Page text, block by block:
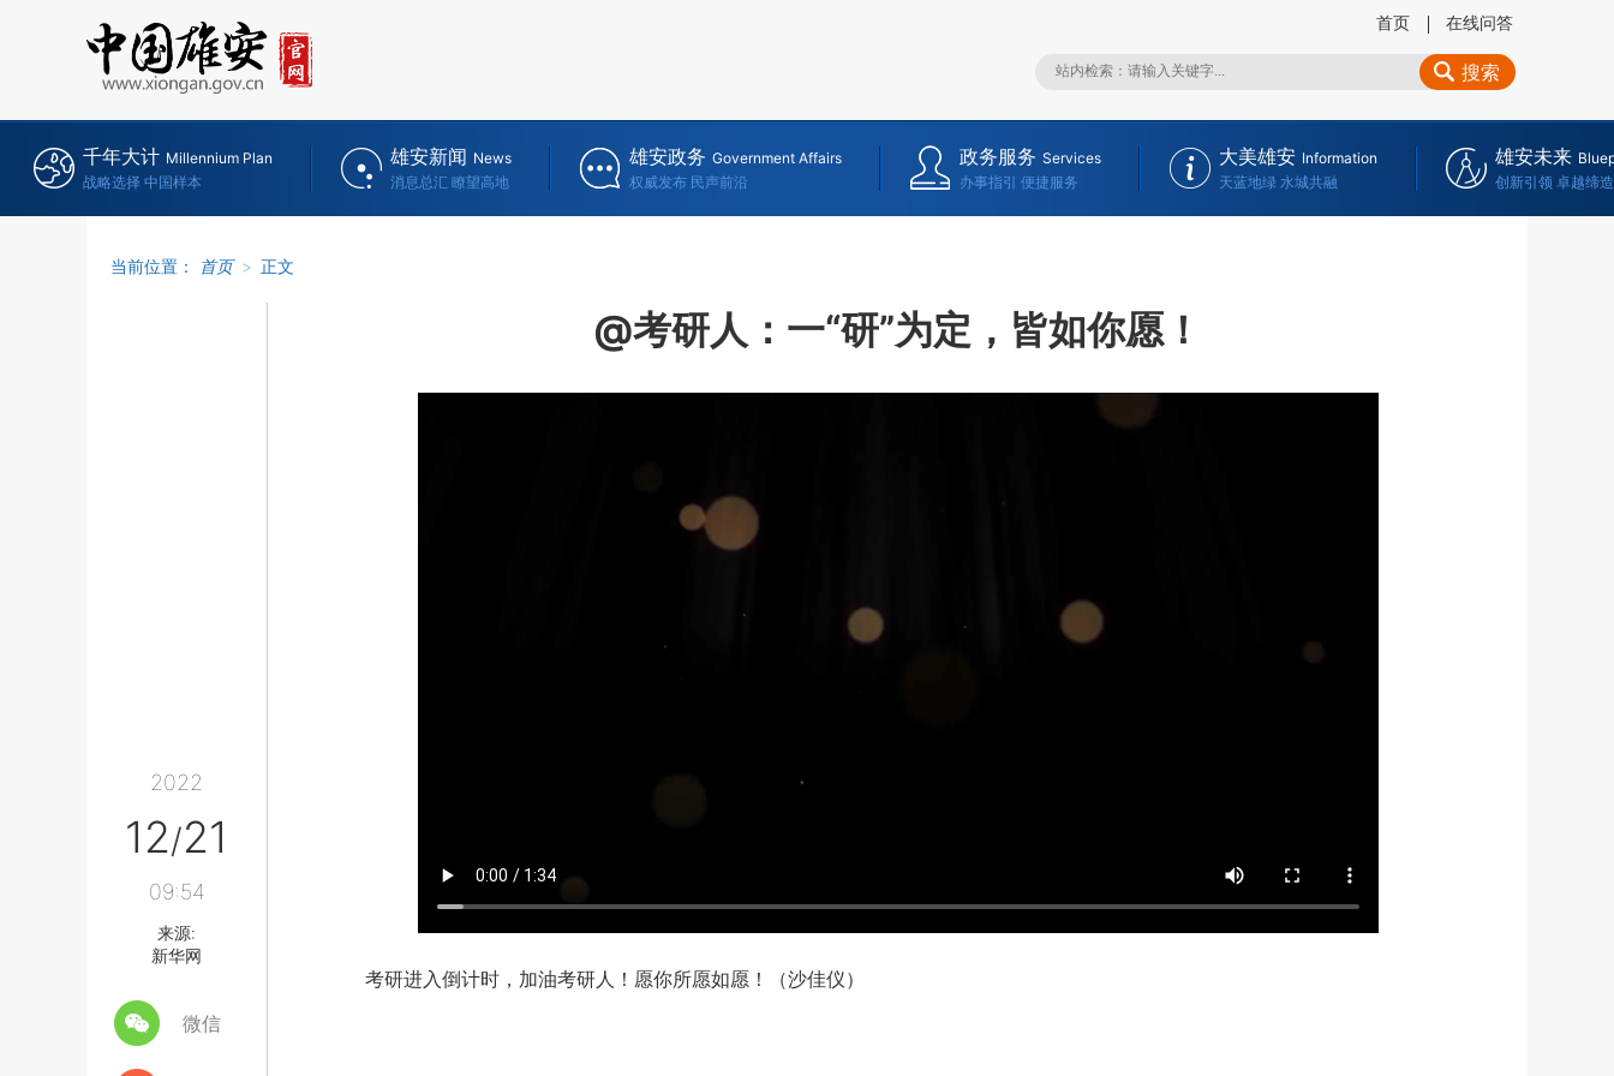
首页 在线问答
搜索
千年大计 Millennium Plan
战略选择 中国样本
雄安新闻 News
消息总汇 瞭望高地
雄安政务 Government Affairs
权威发布 民声前沿
政务服务 Services
办事指引 便捷服务
大美雄安 Information
天蓝地绿 水城共融
雄安未来
创新引领 卓越缔造
当前位置： 首页 > 正文
2022
12/21
09:54
来源:
新华网
微信
@考研人：一“研”为定，皆如你愿！
考研进入倒计时，加油考研人！愿你所愿如愿！（沙佳仪）